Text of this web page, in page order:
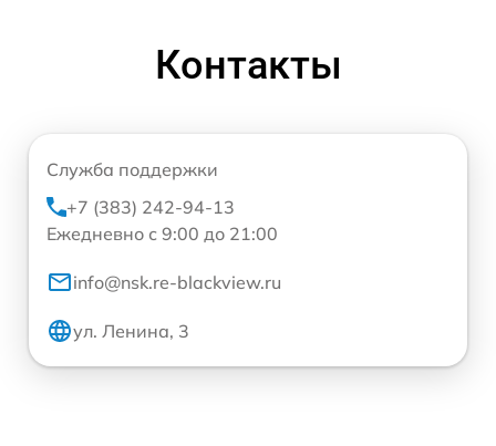
Контакты
Служба поддержки
+7 (383) 242-94-13
Ежедневно с 9:00 до 21:00
info@nsk.re-blackview.ru
ул. Ленина, 3